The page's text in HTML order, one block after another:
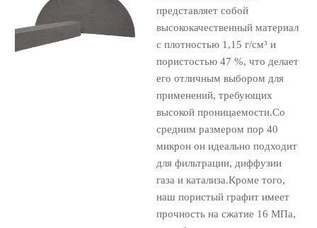
представляет собой
высококачественный материал
с плотностью 1,15 г/см³ и
пористостью 47 %, что делает
его отличным выбором для
применений, требующих
высокой проницаемости.Со
средним размером пор 40
микрон он идеально подходит
для фильтрации, диффузии
газа и катализа.Кроме того,
наш пористый графит имеет
прочность на сжатие 16 МПа,